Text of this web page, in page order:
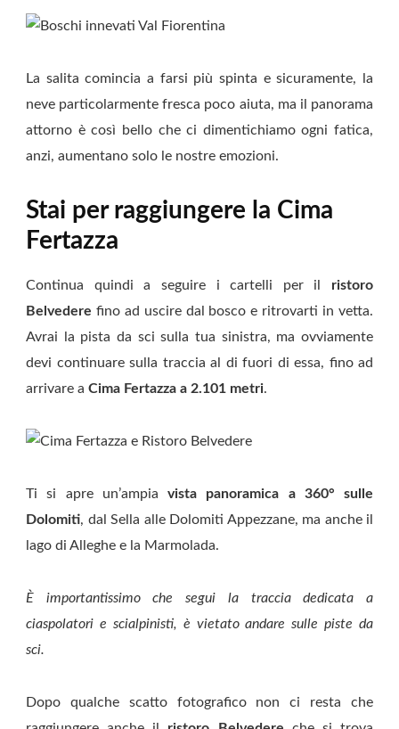
La salita comincia a farsi più spinta e sicuramente, la
neve particolarmente fresca poco aiuta, ma il panorama
attorno è così bello che ci dimentichiamo ogni fatica,
anzi, aumentano solo le nostre emozioni.
Stai per raggiungere la Cima
Fertazza
Continua quindi a seguire i cartelli per il ristoro
Belvedere fino ad uscire dal bosco e ritrovarti in vetta.
Avrai la pista da sci sulla tua sinistra, ma ovviamente
devi continuare sulla traccia al di fuori di essa, fino ad
arrivare a Cima Fertazza a 2.101 metri.
Ti si apre un’ampia vista panoramica a 360° sulle
Dolomiti, dal Sella alle Dolomiti Appezzane, ma anche il
lago di Alleghe e la Marmolada.
È importantissimo che segui la traccia dedicata a
ciaspolatori e scialpinisti, è vietato andare sulle piste da
sci.
Dopo qualche scatto fotografico non ci resta che